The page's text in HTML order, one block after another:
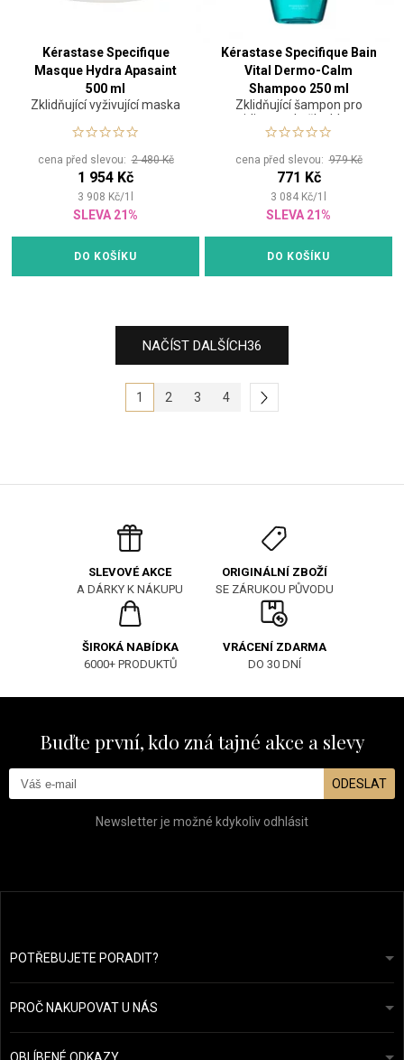
Kérastase Specifique
Masque Hydra Apasaint
500 ml
Zklidňující vyživující maska
cena před slevou:2 480 Kč
1 954 Kč
3 908 Kč/1
SLEVA 21%
DO KOŠÍKU
Kérastase Specifique Bain
Vital Dermo-Calm
Shampoo 250 ml
Zklidňující šampon pro
citlivou pokožku hlavy
cena před slevou:979 Kč
771 Kč
3 084 Kč/1
SLEVA 21%
DO KOŠÍKU
NAČÍST DALŠÍCH36
1 2 3 4
SLEVOVÉ AKCE
A DÁRKY K NÁKUPU
ORIGINÁLNÍ ZBOŽÍ
SE ZÁRUKOU PŮVODU
ŠIROKÁ NABÍDKA
6000+ PRODUKTŮ
VRÁCENÍ ZDARMA
DO 30 DNÍ
Buďte první, kdo zná tajné akce a slevy
ODESLAT
Newsletter je možné kdykoliv odhlásit
POTŘEBUJETE PORADIT?info@prozdravevlasy.cz
Odpovíme do 24 hodin.
PROČ NAKUPOVAT U NÁS
Obchodní podmínky
Ochrana osobních údajů
Přehled plateb a dopravy
Náš příběh